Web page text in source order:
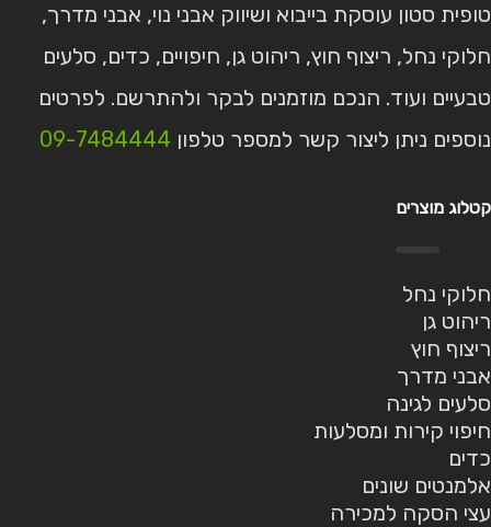
טופית סטון עוסקת בייבוא ושיווק אבני נוי, אבני מדרך,
חלוקי נחל, ריצוף חוץ, ריהוט גן, חיפויים, כדים, סלעים
טבעיים ועוד. הנכם מוזמנים לבקר ולהתרשם. לפרטים
נוספים ניתן ליצור קשר למספר טלפון 09-7484444
קטלוג מוצרים
חלוקי נחל
ריהוט גן
ריצוף חוץ
אבני מדרך
סלעים לגינה
חיפוי קירות ומסלעות
כדים
אלמנטים שונים
עצי הסקה למכירה